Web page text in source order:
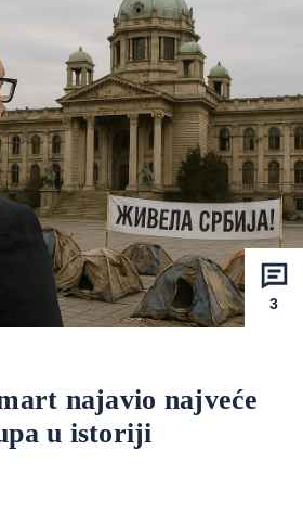
3
najavio najveće
u istoriji